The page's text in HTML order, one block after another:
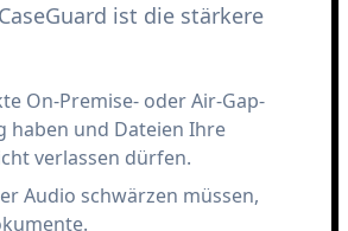
ist die stärkere
On-Premise- oder Air-Gap-
haben und Dateien Ihre
verlassen dürfen.
Audio schwärzen müssen,